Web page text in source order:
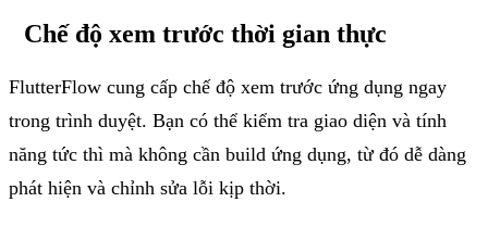
Chế độ xem trước thời gian thực
FlutterFlow cung cấp chế độ xem trước ứng dụng ngay
trong trình duyệt. Bạn có thể kiểm tra giao diện và tính
năng tức thì mà không cần build ứng dụng, từ đó dễ dàng
phát hiện và chỉnh sửa lỗi kịp thời.